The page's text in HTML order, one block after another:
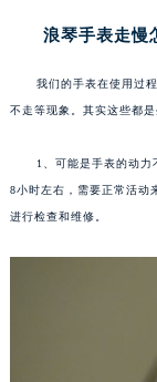
浪琴手表走慢
我们的手表在使用过
不走等现象。其实这些都
1、可能是手表的动
8小时左右，需要正常活动
进行检查和维修。